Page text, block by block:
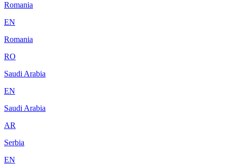
Romania
EN
Romania
RO
Saudi Arabia
EN
Saudi Arabia
AR
Serbia
EN